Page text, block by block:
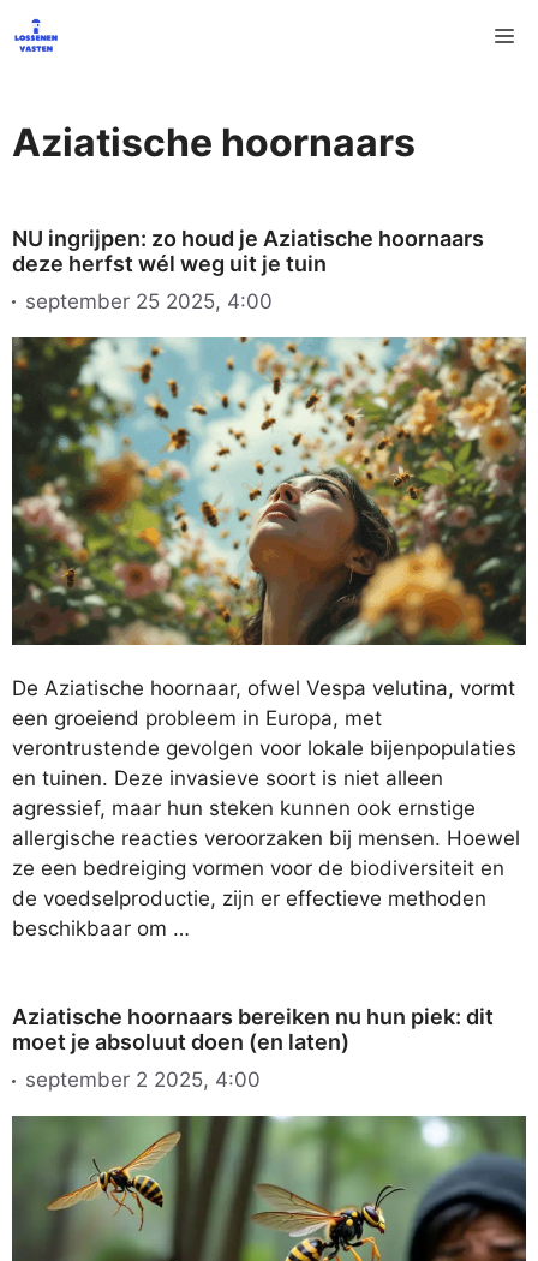
naar
Aziatische hoornaars
NU ingrijpen: zo houd je Aziatische hoornaars
deze herfst wél weg uit je tuin
september 25 2025, 4:00
De Aziatische hoornaar, ofwel Vespa velutina, vormt
een groeiend probleem in Europa, met
verontrustende gevolgen voor lokale bijenpopulaties
en tuinen. Deze invasieve soort is niet alleen
agressief, maar hun steken kunnen ook ernstige
allergische reacties veroorzaken bij mensen. Hoewel
ze een bedreiging vormen voor de biodiversiteit en
de voedselproductie, zijn er effectieve methoden
beschikbaar om …
Aziatische hoornaars bereiken nu hun piek: dit
moet je absoluut doen (en laten)
september 2 2025, 4:00